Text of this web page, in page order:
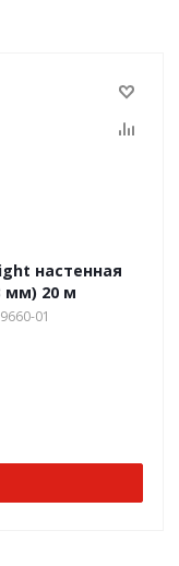
настенная
мм) 20 м
01